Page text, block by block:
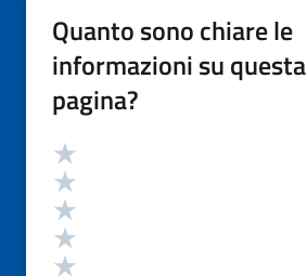
Quanto sono chiare le
informazioni su questa
pagina?
Valutazione